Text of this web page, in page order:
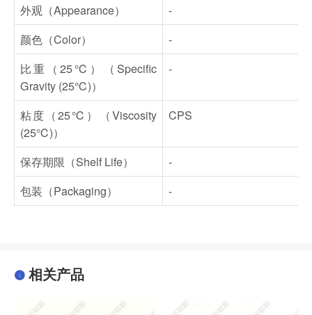
外观（Appearance）
-
颜色（Color）
-
比重（25℃）（Specific
Gravity (25℃)）
-
粘度（25℃）（Viscosity
(25℃)）
CPS
保存期限（Shelf Life）
-
包装（Packaging）
-
相关产品